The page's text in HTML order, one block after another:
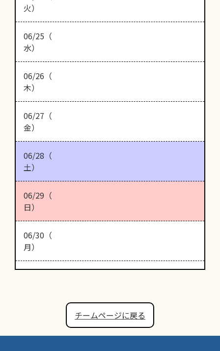
火）
06/25（
水）
06/26（
木）
06/27（
金）
06/28（
土）
06/29（
日）
06/30（
月）
チームページに戻る